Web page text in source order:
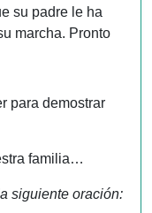
su padre le ha
marcha. Pronto
para demostrar
familia…
siguiente oración: